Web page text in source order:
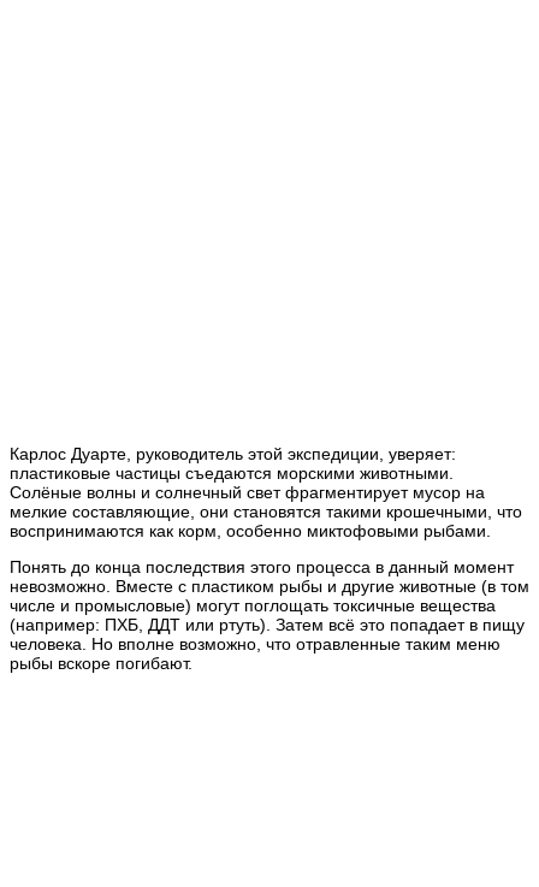
Карлос Дуарте, руководитель этой экспедиции, уверяет:
пластиковые частицы съедаются морскими животными.
Солёные волны и солнечный свет фрагментирует мусор на
мелкие составляющие, они становятся такими крошечными, что
воспринимаются как корм, особенно миктофовыми рыбами.
Понять до конца последствия этого процесса в данный момент
невозможно. Вместе с пластиком рыбы и другие животные (в том
числе и промысловые) могут поглощать токсичные вещества
(например: ПХБ, ДДТ или ртуть). Затем всё это попадает в пищу
человека. Но вполне возможно, что отравленные таким меню
рыбы вскоре погибают.